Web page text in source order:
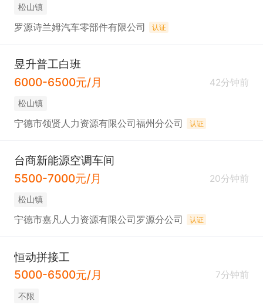
松山镇
罗源诗兰姆汽车零部件有限公司 认证
昱升普工白班
6000-6500元/月
42分钟前
松山镇
宁德市领贤人力资源有限公司福州分公司 认证
台商新能源空调车间
5500-7000元/月
20分钟前
松山镇
宁德市嘉凡人力资源有限公司罗源分公司 认证
恒动拼接工
5000-6500元/月
7分钟前
不限